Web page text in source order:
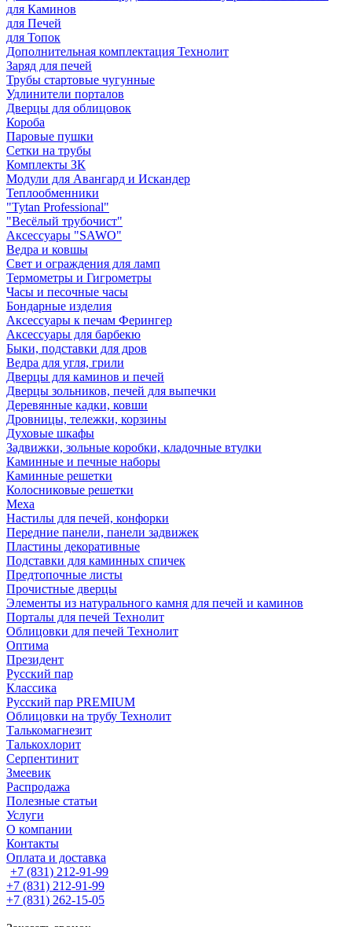
для Каминов
для Печей
для Топок
Дополнительная комплектация Технолит
Заряд для печей
Трубы стартовые чугунные
Удлинители порталов
Дверцы для облицовок
Короба
Паровые пушки
Сетки на трубы
Комплекты ЗК
Модули для Авангард и Искандер
Теплообменники
"Tytan Professional"
"Весёлый трубочист"
Аксессуары "SAWO"
Ведра и ковшы
Свет и ограждения для ламп
Термометры и Гигрометры
Часы и песочные часы
Бондарные изделия
Аксессуары к печам Ферингер
Аксессуары для барбекю
Быки, подставки для дров
Ведра для угля, грили
Дверцы для каминов и печей
Дверцы зольников, печей для выпечки
Деревянные кадки, ковши
Дровницы, тележки, корзины
Духовые шкафы
Задвижки, зольные коробки, кладочные втулки
Каминные и печные наборы
Каминные решетки
Колосниковые решетки
Меха
Настилы для печей, конфорки
Передние панели, панели задвижек
Пластины декоративные
Подставки для каминных спичек
Предтопочные листы
Прочистные дверцы
Элементы из натурального камня для печей и каминов
Порталы для печей Технолит
Облицовки для печей Технолит
Оптима
Президент
Русский пар
Классика
Русский пар PREMIUM
Облицовки на трубу Технолит
Талькомагнезит
Талькохлорит
Серпентинит
Змеевик
Распродажа
Полезные статьи
Услуги
О компании
Контакты
Оплата и доставка
+7 (831) 212-91-99
+7 (831) 212-91-99
+7 (831) 262-15-05